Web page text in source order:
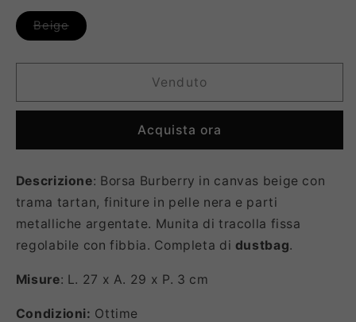
BeigeVariante
esaurita
Venduto
Acquista ora
Descrizione: Borsa Burberry in canvas beige con
trama tartan, finiture in pelle nera e parti
metalliche argentate. Munita di tracolla fissa
regolabile con fibbia. Completa di dustbag.
Misure: L. 27 x A. 29 x P. 3 cm
Condizioni: Ottime